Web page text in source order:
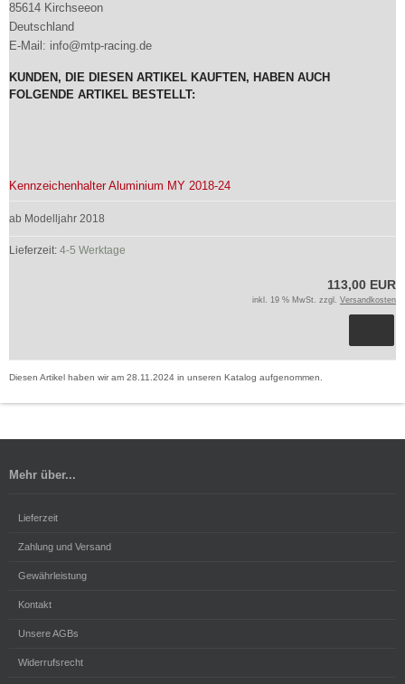
85614 Kirchseeon
Deutschland
E-Mail: info@mtp-racing.de
KUNDEN, DIE DIESEN ARTIKEL KAUFTEN, HABEN AUCH
FOLGENDE ARTIKEL BESTELLT:
Kennzeichenhalter Aluminium MY 2018-24
ab Modelljahr 2018
Lieferzeit: 4-5 Werktage
113,00 EUR
inkl. 19 % MwSt. zzgl. Versandkosten
Diesen Artikel haben wir am 28.11.2024 in unseren Katalog aufgenommen.
Mehr über...
Lieferzeit
Zahlung und Versand
Gewährleistung
Kontakt
Unsere AGBs
Widerrufsrecht